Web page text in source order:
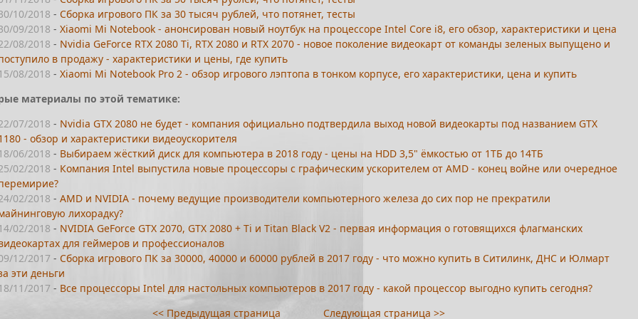
10/2018 - Сборка игрового ПК за 30 тысяч рублей, что потянет, тесты
09/2018 -Xiaomi Mi Notebook - анонсирован новый ноутбук на процессоре Intel Core i8, его обзор, характеристики и цена
08/2018 - Nvidia GeForce RTX 2080 Ti, RTX 2080 и RTX 2070 - новое поколение видеокарт от команды зеленых выпущено и
в продажу - характеристики и цены, где купить
08/2018 -Xiaomi Mi Notebook Pro 2 - обзор игрового лэптопа в тонком корпусе, его характеристики, цена и купить
материалы по этой тематике:
07/2018 - Nvidia GTX 2080 не будет - компания официально подтвердила выход новой видеокарты под названием GTX
- обзор и характеристики видеоускорителя
06/2018 - Выбираем жёсткий диск для компьютера в 2018 году - цены на HDD 3,5" ёмкостью от 1ТБ до 14ТБ
02/2018 - Компания Intel выпустила новые процессоры с графическим ускорителем от AMD - конец войне или очередное
02/2018 -AMD и NVIDIA - почему ведущие производители компьютерного железа до сих пор не прекратили
лихорадку?
02/2018 - NVIDIA GeForce GTX 2070, GTX 2080 + Ti и Titan Black V2 - первая информация о готовящихся флагманских
для геймеров и профессионалов
12/2017 - Сборка игрового ПК за 30000, 40000 и 60000 рублей в 2017 году - что можно купить в Ситилинк, ДНС и Юлмарт
эти деньги
11/2017 - Все процессоры Intel для настольных компьютеров в 2017 году - какой процессор выгодно купить сегодня?
<< Предыдущая страница
Следующая страница >>